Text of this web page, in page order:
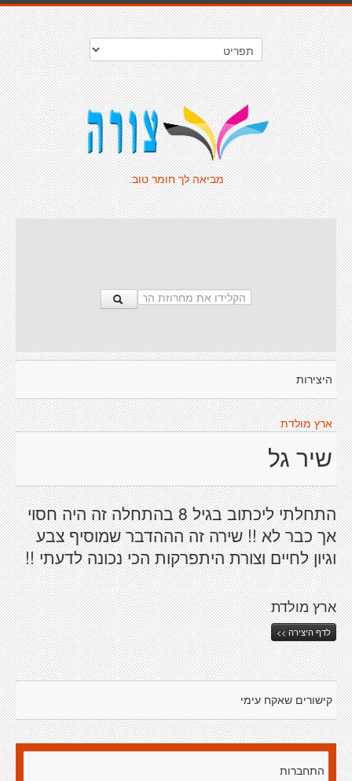
מביאה לך חומר טוב.
היצירות
ארץ מולדת
שיר גל
התחלתי ליכתוב בגיל 8 בהתחלה זה היה חסוי
אך כבר לא !! שירה זה הההדבר שמוסיף צבע
וגיון לחיים וצורת היתפרקות הכי נכונה לדעתי !!
ארץ מולדת
לדף היצירה >>
קישורים שאקח עימי
התחברות